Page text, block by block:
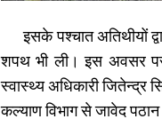
इसके पश्चात अतिथीयों
शपथ भी ली। इस अवसर पर
स्वास्थ्य अधिकारी जितेन्द्र
कल्याण विभाग से जावेद